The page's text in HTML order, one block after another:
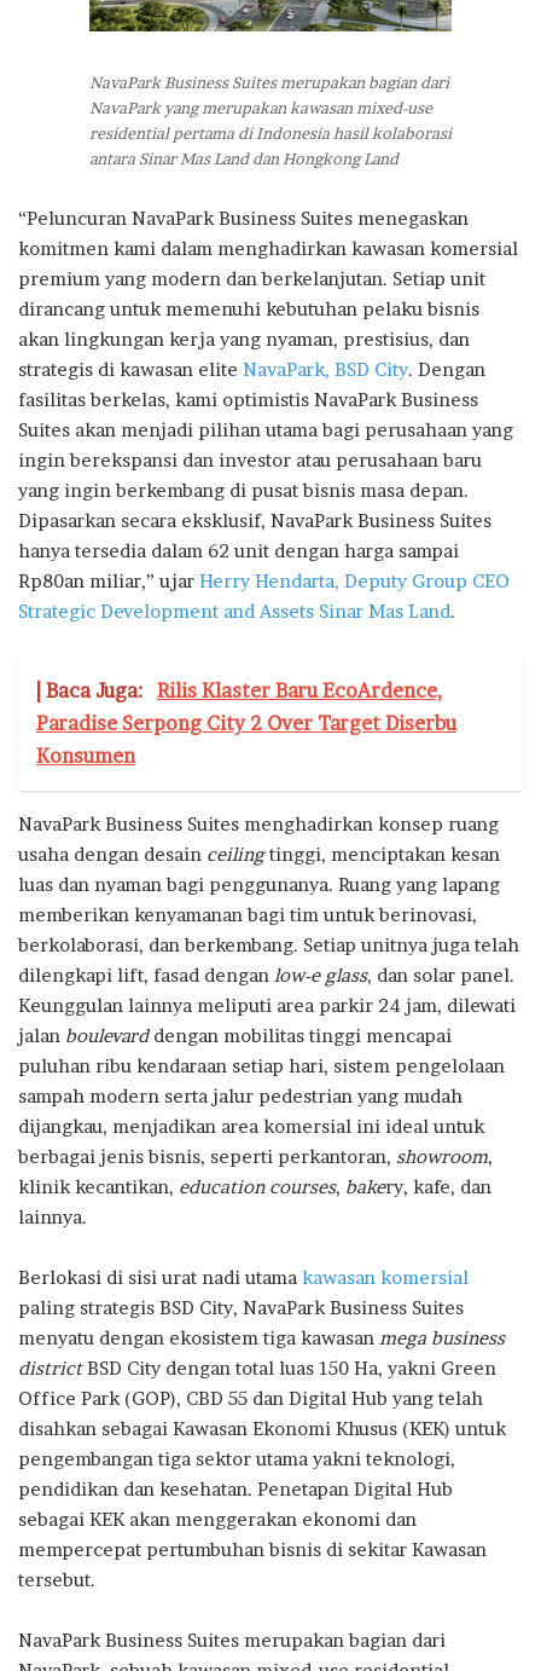
NavaPark Business Suites merupakan bagian dari
NavaPark yang merupakan kawasan mixed-use
residential pertama di Indonesia hasil kolaborasi
antara Sinar Mas Land dan Hongkong Land
“Peluncuran NavaPark Business Suites menegaskan
komitmen kami dalam menghadirkan kawasan komersial
premium yang modern dan berkelanjutan. Setiap unit
dirancang untuk memenuhi kebutuhan pelaku bisnis
akan lingkungan kerja yang nyaman, prestisius, dan
strategis di kawasan elite NavaPark, BSD City. Dengan
fasilitas berkelas, kami optimistis NavaPark Business
Suites akan menjadi pilihan utama bagi perusahaan yang
ingin berekspansi dan investor atau perusahaan baru
yang ingin berkembang di pusat bisnis masa depan.
Dipasarkan secara eksklusif, NavaPark Business Suites
hanya tersedia dalam 62 unit dengan harga sampai
Rp80an miliar,” ujar Herry Hendarta, Deputy Group CEO
Strategic Development and Assets Sinar Mas Land.
| Baca Juga: Rilis Klaster Baru EcoArdence,
Paradise Serpong City 2 Over Target Diserbu
Konsumen
NavaPark Business Suites menghadirkan konsep ruang
usaha dengan desain ceilingtinggi, menciptakan kesan
luas dan nyaman bagi penggunanya. Ruang yang lapang
memberikan kenyamanan bagi tim untuk berinovasi,
berkolaborasi, dan berkembang. Setiap unitnya juga telah
dilengkapi lift, fasad dengan low-e glass, dan solar panel.
Keunggulan lainnya meliputi area parkir 24 jam, dilewati
jalan boulevarddengan mobilitas tinggi mencapai
puluhan ribu kendaraan setiap hari, sistem pengelolaan
sampah modern serta jalur pedestrian yang mudah
dijangkau, menjadikan area komersial ini ideal untuk
berbagai jenis bisnis, seperti perkantoran, showroom,
klinik kecantikan, education courses, bakery, kafe, dan
lainnya.
Berlokasi di sisi urat nadi utama kawasan komersial
paling strategis BSD City, NavaPark Business Suites
menyatu dengan ekosistem tiga kawasan mega business
districtBSD City dengan total luas 150 Ha, yakni Green
Office Park (GOP), CBD 55 dan Digital Hub yang telah
disahkan sebagai Kawasan Ekonomi Khusus (KEK) untuk
pengembangan tiga sektor utama yakni teknologi,
pendidikan dan kesehatan. Penetapan Digital Hub
sebagai KEK akan menggerakan ekonomi dan
mempercepat pertumbuhan bisnis di sekitar Kawasan
tersebut.
NavaPark Business Suites merupakan bagian dari